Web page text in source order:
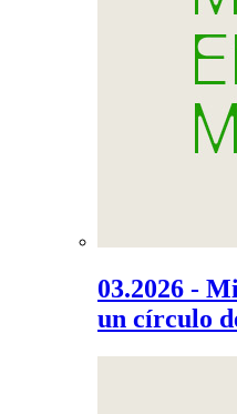
03.2026 -
un círculo